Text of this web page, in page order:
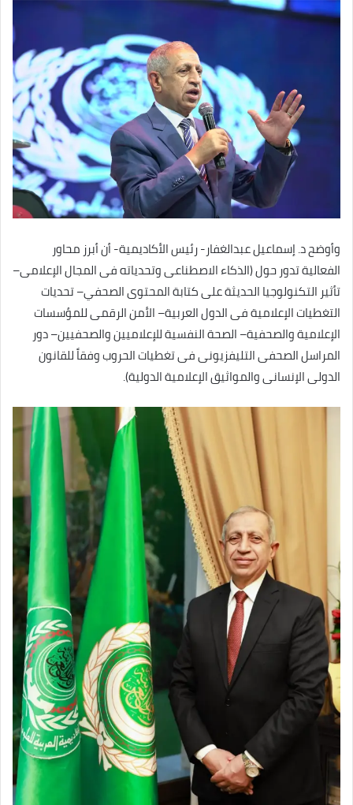
وأوضح د. إسماعيل عبدالغفار- رئيس الأكاديمية- أن أبرز محاور
الفعالية تدور حول (الذكاء الاصطناعى وتحدياته فى المجال الإعلامى–
تأثير التكنولوجيا الحديثة على كتابة المحتوى الصحفي– تحديات
التغطيات الإعلامية فى الدول العربية– الأمن الرقمى للمؤسسات
الإعلامية والصحفية– الصحة النفسية للإعلاميين والصحفيين– دور
المراسل الصحفى التليفزيونى فى تغطيات الحروب وفقاً للقانون
الدولى الإنسانى والمواثيق الإعلامية الدولية).